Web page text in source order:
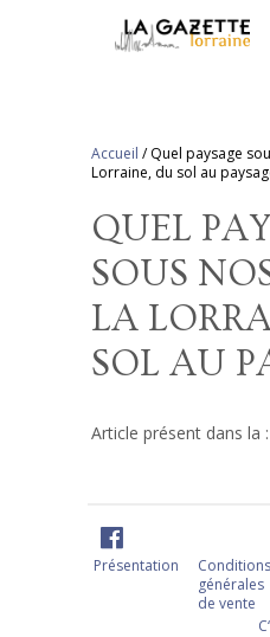
Accueil /Quel paysage
Lorraine, du sol au
QUEL
SOUS
LA
SOL AU
Article présent dans la :
Présentation
Conditions
générales
de vente